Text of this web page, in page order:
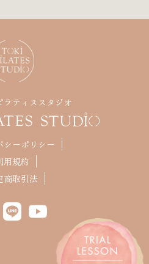
ラティススタジオ
シーポリシー
用規約
商取引法